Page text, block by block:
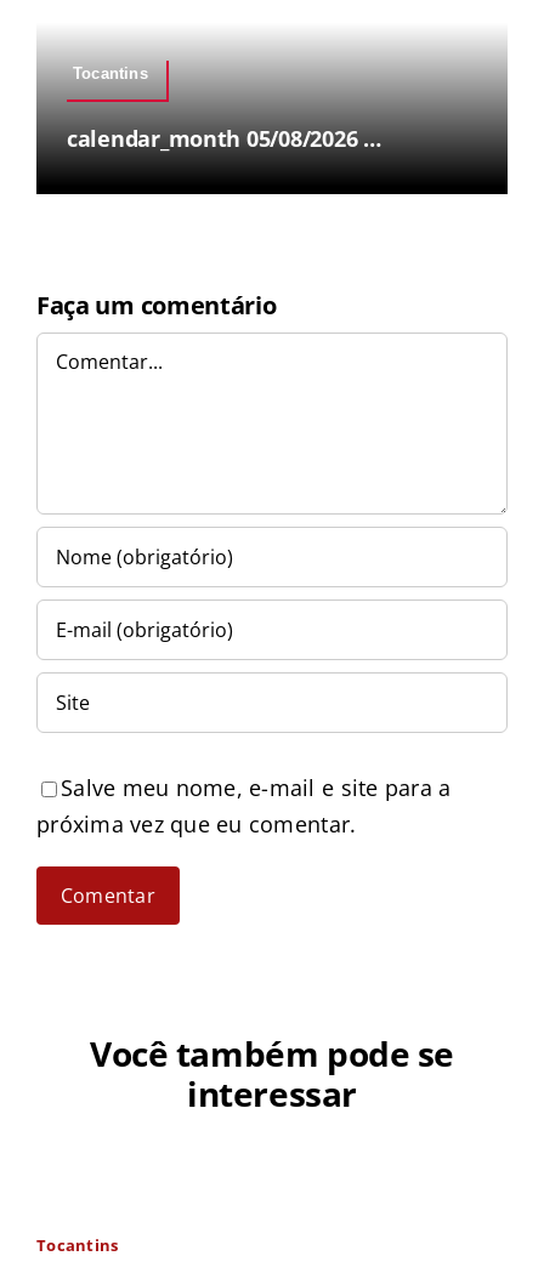
Tocantins
calendar_month 05/08/2026 …
Faça um comentário
Comentar
Salve meu nome, e-mail e site para a
próxima vez que eu comentar.
Você também pode se
interessar
Tocantins